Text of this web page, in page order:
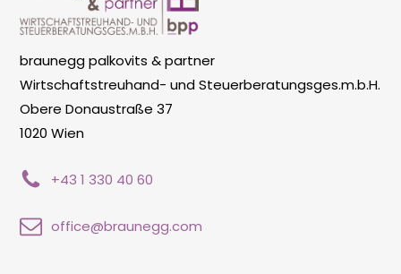
braunegg palkovits & partner
Wirtschaftstreuhand- und Steuerberatungsges.m.b.H.
Obere Donaustraße 37
1020 Wien
+43 1 330 40 60
office@braunegg.com